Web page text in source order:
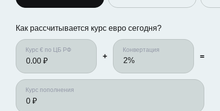
Как рассчитывается курс евро сегодня?
Курс € по ЦБ РФ
+
Конвертация
=
Курс пополнения